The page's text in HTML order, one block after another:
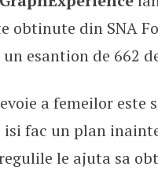
obtinute din SNA
esantion de 662
a femeilor este
fac un plan
le ajuta sa